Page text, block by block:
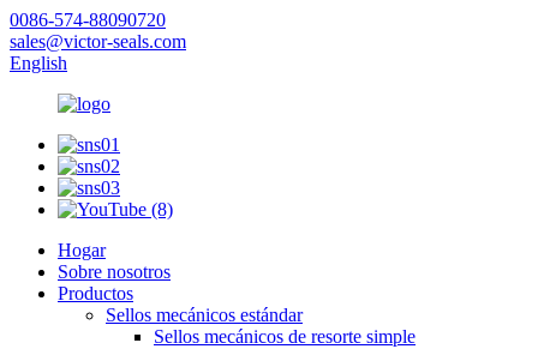
0086-574-88090720
sales@victor-seals.com
English
Hogar
Sobre nosotros
Productos
Sellos mecánicos estándar
Sellos mecánicos de resorte simple